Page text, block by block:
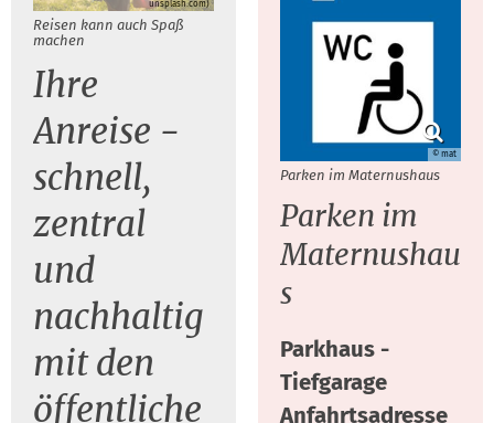
unsplash.com)
Reisen kann auch Spaß
machen
Ihre
Anreise -
schnell,
zentral
und
nachhaltig
mit den
öffentliche
© mat
Parken im Maternushaus
Parken im
Maternushau
s
Parkhaus -
Tiefgarage
Anfahrtsadresse